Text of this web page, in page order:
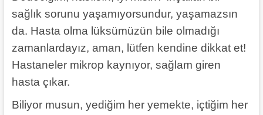
sağlık sorunu yaşamıyorsundur, yaşamazsın
da. Hasta olma lüksümüzün bile olmadığı
zamanlardayız, aman, lütfen kendine dikkat et!
Hastaneler mikrop kaynıyor, sağlam giren
hasta çıkar.
Biliyor musun, yediğim her yemekte, içtiğim her